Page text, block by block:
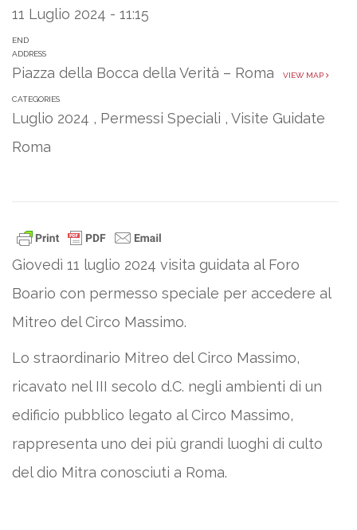
11 Luglio 2024 - 11:15
END
ADDRESS
Piazza della Bocca della Verità – Roma VIEW MAP
CATEGORIES
Luglio 2024 , Permessi Speciali , Visite Guidate
Roma
Giovedì 11 luglio 2024 visita guidata al Foro
Boario con permesso speciale per accedere al
Mitreo del Circo Massimo.
Lo straordinario Mitreo del Circo Massimo,
ricavato nel III secolo d.C. negli ambienti di un
edificio pubblico legato al Circo Massimo,
rappresenta uno dei più grandi luoghi di culto
del dio Mitra conosciuti a Roma.